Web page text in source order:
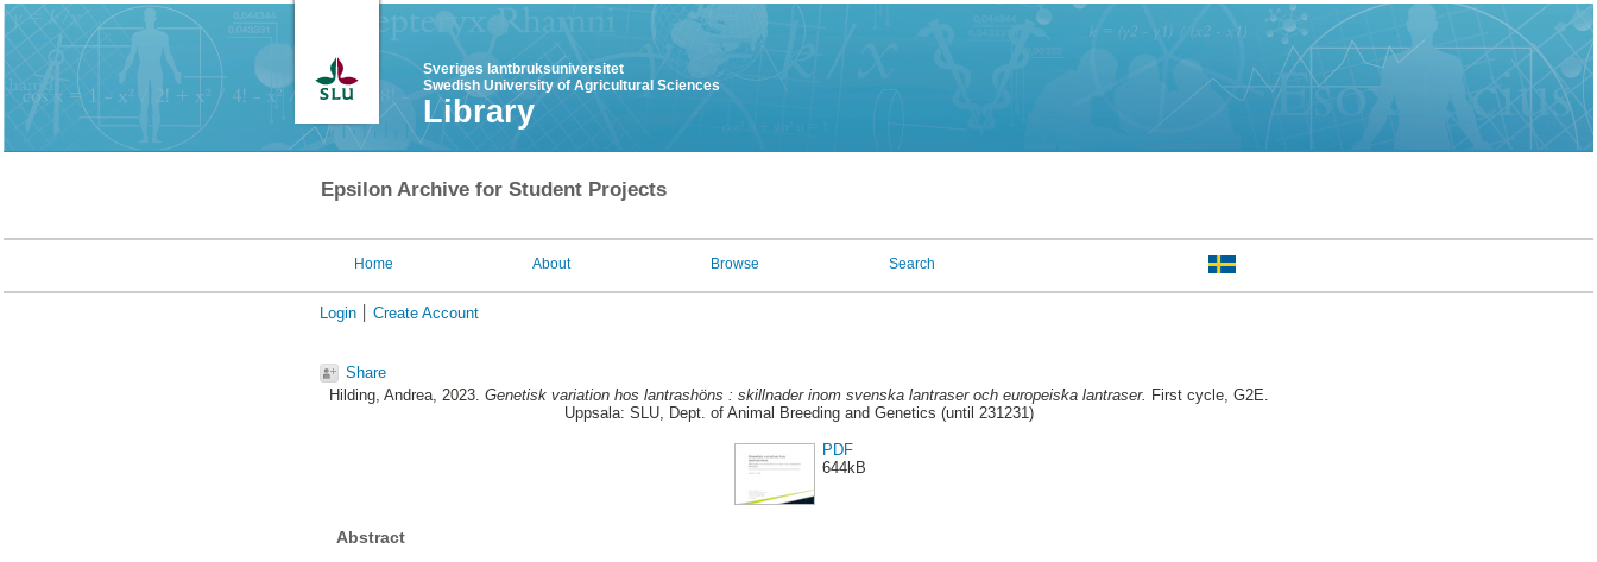
Sveriges lantbruksuniversitet
Swedish University of Agricultural Sciences
Library
Epsilon Archive for Student Projects
Home About Browse Search
Login Create Account
Share
Hilding, Andrea, 2023. Genetisk variation hos lantrashöns : skillnader inom svenska lantraser och europeiska lantraser. First cycle, G2E.
Uppsala: SLU, Dept. of Animal Breeding and Genetics (until 231231)
PDF
644kB
Abstract